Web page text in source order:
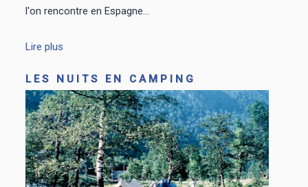
l'on rencontre en Espagne...
Lire plus
LES NUITS EN CAMPING